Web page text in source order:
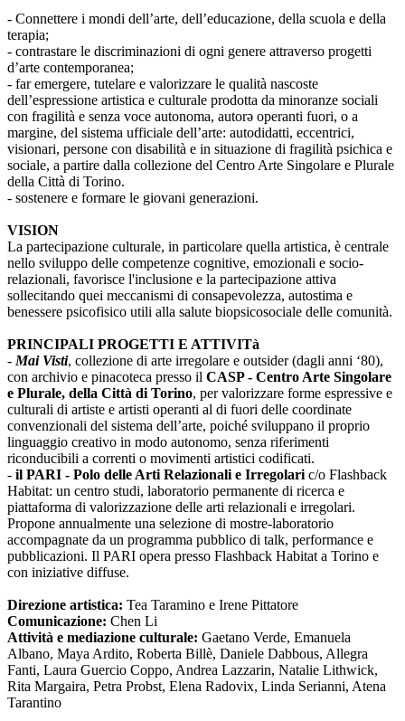
- Connettere i mondi dell’arte, dell’educazione, della scuola e della
terapia;
- contrastare le discriminazioni di ogni genere attraverso progetti
d’arte contemporanea;
- far emergere, tutelare e valorizzare le qualità nascoste
dell’espressione artistica e culturale prodotta da minoranze sociali
con fragilità e senza voce autonoma, autorə operanti fuori, o a
margine, del sistema ufficiale dell’arte: autodidatti, eccentrici,
visionari, persone con disabilità e in situazione di fragilità psichica e
sociale, a partire dalla collezione del Centro Arte Singolare e Plurale
della Città di Torino.
- sostenere e formare le giovani generazioni.
VISION
La partecipazione culturale, in particolare quella artistica, è centrale
nello sviluppo delle competenze cognitive, emozionali e socio-
relazionali, favorisce l'inclusione e la partecipazione attiva
sollecitando quei meccanismi di consapevolezza, autostima e
benessere psicofisico utili alla salute biopsicosociale delle comunità.
PRINCIPALI PROGETTI E ATTIVITà
- Mai Visti, collezione di arte irregolare e outsider (dagli anni ‘80),
con archivio e pinacoteca presso il CASP - Centro Arte Singolare
e Plurale, della Città di Torino, per valorizzare forme espressive e
culturali di artiste e artisti operanti al di fuori delle coordinate
convenzionali del sistema dell’arte, poiché sviluppano il proprio
linguaggio creativo in modo autonomo, senza riferimenti
riconducibili a correnti o movimenti artistici codificati.
- il PARI - Polo delle Arti Relazionali e Irregolari c/o Flashback
Habitat: un centro studi, laboratorio permanente di ricerca e
piattaforma di valorizzazione delle arti relazionali e irregolari.
Propone annualmente una selezione di mostre-laboratorio
accompagnate da un programma pubblico di talk, performance e
pubblicazioni. Il PARI opera presso Flashback Habitat a Torino e
con iniziative diffuse.
Direzione artistica: Tea Taramino e Irene Pittatore
Comunicazione: Chen Li
Attività e mediazione culturale: Gaetano Verde, Emanuela
Albano, Maya Ardito, Roberta Billè, Daniele Dabbous, Allegra
Fanti, Laura Guercio Coppo, Andrea Lazzarin, Natalie Lithwick,
Rita Margaira, Petra Probst, Elena Radovix, Linda Serianni, Atena
Tarantino